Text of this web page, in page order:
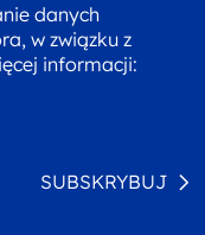
danych
w związku z
informacji:
SUBSKRYBUJ